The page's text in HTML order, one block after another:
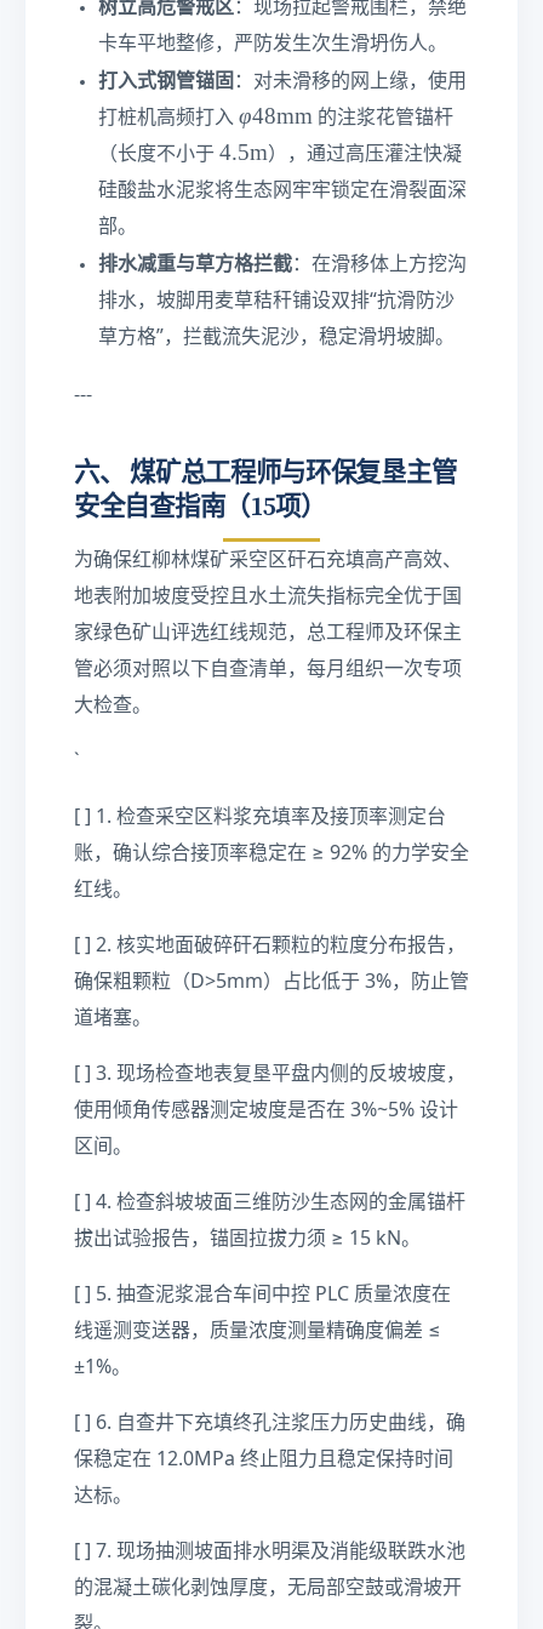
0\
te
xt
{
m
}
^
2
树立高危警戒区：现场拉起警戒围栏，禁绝
卡车平地整修，严防发生次生滑坍伤人。
打入式钢管锚固 ：对未滑移的网上缘，使用
打桩机高频打入 φ
4
te
{
m
m
}
φ48mm 的注浆花管锚杆
（长度不小于 4.
5\
te
{
m
}
4.5m），通过高压灌注快凝
硅酸盐水泥浆将生态网牢牢锁定在滑裂面深
部。
排水减重与草方格拦截：在滑移体上方挖沟
排水，坡脚用麦草秸秆铺设双排“抗滑防沙
草方格”，拦截流失泥沙，稳定滑坍坡脚。
---
六、 煤矿总工程师与环保复垦主管
安全自查指南（15项）
为确保红柳林煤矿采空区矸石充填高产高效、
地表附加坡度受控且水土流失指标完全优于国
家绿色矿山评选红线规范，总工程师及环保主
管必须对照以下自查清单，每月组织一次专项
大检查。
`
[ ] 1. 检查采空区料浆充填率及接顶率测定台
账，确认综合接顶率稳定在 ≥ 92% 的力学安全
红线。
[ ] 2. 核实地面破碎矸石颗粒的粒度分布报告，
确保粗颗粒（D>5mm）占比低于 3%，防止管
道堵塞。
[ ] 3. 现场检查地表复垦平盘内侧的反坡坡度，
使用倾角传感器测定坡度是否在 3%~5% 设计
区间。
[ ] 4. 检查斜坡坡面三维防沙生态网的金属锚杆
拔出试验报告，锚固拉拔力须 ≥ 15 kN。
[ ] 5. 抽查泥浆混合车间中控 PLC 质量浓度在
线遥测变送器，质量浓度测量精确度偏差 ≤
±1%。
[ ] 6. 自查井下充填终孔注浆压力历史曲线，确
保稳定在 12.0MPa 终止阻力且稳定保持时间
达标。
[ ] 7. 现场抽测坡面排水明渠及消能级联跌水池
的混凝土碳化剥蚀厚度，无局部空鼓或滑坡开
裂。